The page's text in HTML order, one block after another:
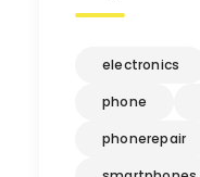
electronics
phone
phonerepair